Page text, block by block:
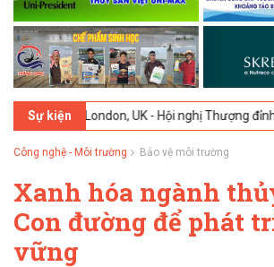
Sự kiện
London, UK - Hội nghị Thượng đỉnh Đổi mới
Công nghệ - Môi trường Bảo vệ môi trường
Xanh hóa ngành
Con đường để phát
vững